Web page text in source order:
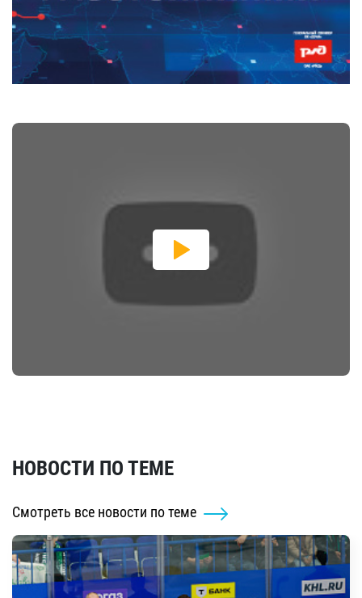
НОВОСТИ ПО ТЕМЕ
Смотреть все новости по теме